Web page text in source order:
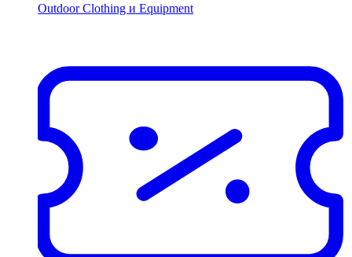
Outdoor Clothing и Equipment